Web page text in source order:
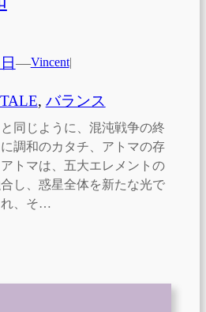
—Vincent|
, バランス
同じように、混沌戦争の終
調和のカタチ、アトマの存
トマは、五大エレメントの
し、惑星全体を新たな光で
れ、そ…